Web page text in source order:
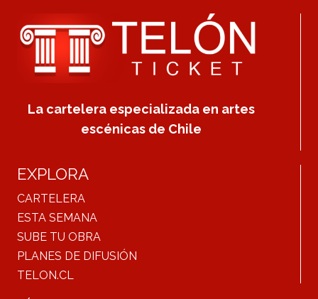
La cartelera especializada en artes
escénicas de Chile
EXPLORA
CARTELERA
ESTA SEMANA
SUBE TU OBRA
PLANES DE DIFUSIÓN
TELON.CL